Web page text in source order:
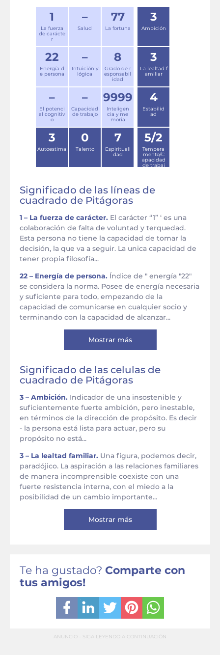
1
La fuerza
de carácte
r
–
Salud
77
La fortuna
22
Energía d
e persona
–
Intuición y
lógica
8
Grado de r
esponsabil
idad
–
El potenci
al cognitiv
o
–
Capacidad
de trabajo
9999
Inteligen
cia y me
moria
3
Ambición
3
La lealtad f
amiliar
4
Estabilid
ad
3
Autoestima
0
Talento
7
Espirituali
dad
5/2
Tempera
mento/C
apacidad
de trabaj
Significado de las líneas de
cuadrado de Pitágoras
1 – La fuerza de carácter. El carácter “1” ‘ es una
colaboración de falta de voluntad y terquedad.
Esta persona no tiene la capacidad de tomar la
decisión, la que va a seguir. La unica capacidad de
tener propia filosofía...
22 – Energía de persona. Índice de " energía "22"
se considera la norma. Posee de energía necesaria
y suficiente para todo, empezando de la
capacidad de comunicarse en cualquier socio y
terminando con la capacidad de alcanzar...
Mostrar más
Significado de las celulas de
cuadrado de Pitágoras
3 – Ambición. Indicador de una insostenible y
suficientemente fuerte ambición, pero inestable,
en términos de la dirección de propósito. Es decir
- la persona está lista para actuar, pero su
propósito no está...
3 – La lealtad familiar. Una figura, podemos decir,
paradójico. La aspiración a las relaciones familiares
de manera incomprensible coexiste con una
fuerte resistencia interna, con el miedo a la
posibilidad de un cambio importante...
Mostrar más
Te ha gustado? Comparte con
tus amigos!
ANUNCIO - SIGA LEYENDO A CONTINUACIÓN